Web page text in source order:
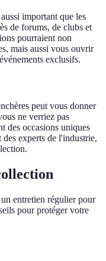
important que les
de forums, de clubs et
pourraient non
mais aussi vous ouvrir
exclusifs.
peut vous donner
ne verriez pas
des occasions uniques
experts de l'industrie,
entretien régulier pour
pour protéger votre